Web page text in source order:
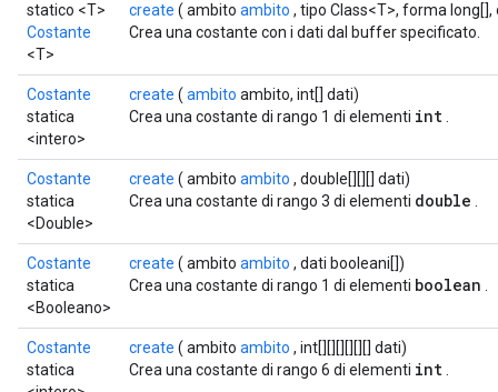
statico <T>
Costante
<T>
create ( ambito ambito , tipo Class<T>, forma
Crea una costante con i dati dal buffer specificato.
Costante
statica
<intero>
create ( ambito ambito, int[] dati)
Crea una costante di rango 1 di elementi int
Costante
statica
<Double>
create ( ambito ambito , double[][][] dati)
Crea una costante di rango 3 di elementi double
Costante
statica
<Booleano>
create ( ambito ambito , dati booleani[])
Crea una costante di rango 1 di elementi boolean
Costante
statica
create ( ambito ambito , int[][][][][][] dati)
Crea una costante di rango 6 di elementi int